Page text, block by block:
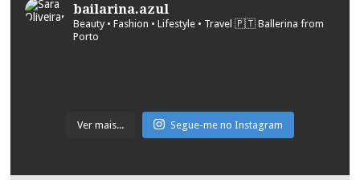
bailarina.azul
Beauty • Fashion • Lifestyle • Travel 🇵🇹 Ballerina from
Porto
Ver mais... Segue-me no Instagram